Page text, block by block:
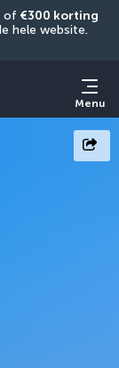
of €300 korting
Menu